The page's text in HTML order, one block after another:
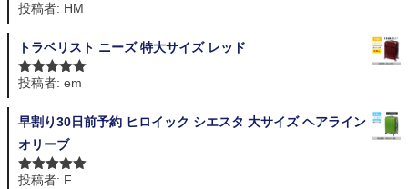
5段階中 5の
投稿者: HM
トラベリスト ニーズ 特大サイズ レッド
5段階中 5の
投稿者: em
早割り30日前予約 ヒロイック シエスタ 大サイズ ヘアライン
オリーブ
5段階中 5の
投稿者: F